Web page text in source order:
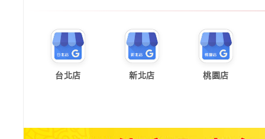
台北店 新北店 桃園店